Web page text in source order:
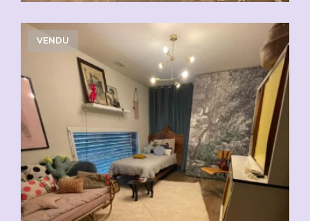
VENDU